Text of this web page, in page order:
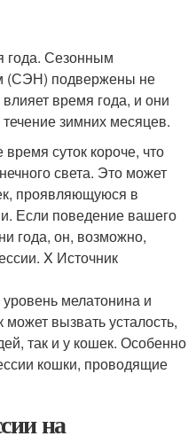
года. Сезонным
(СЭН) подвержены не
время года, и они
зимних месяцев.
суток короче, что
света. Это может
проявляющуюся в
Если поведение вашего
года, он, возможно,
X Источник
мелатонина и
вызвать усталость,
так и у кошек. Особенно
кошки, проводящие
на